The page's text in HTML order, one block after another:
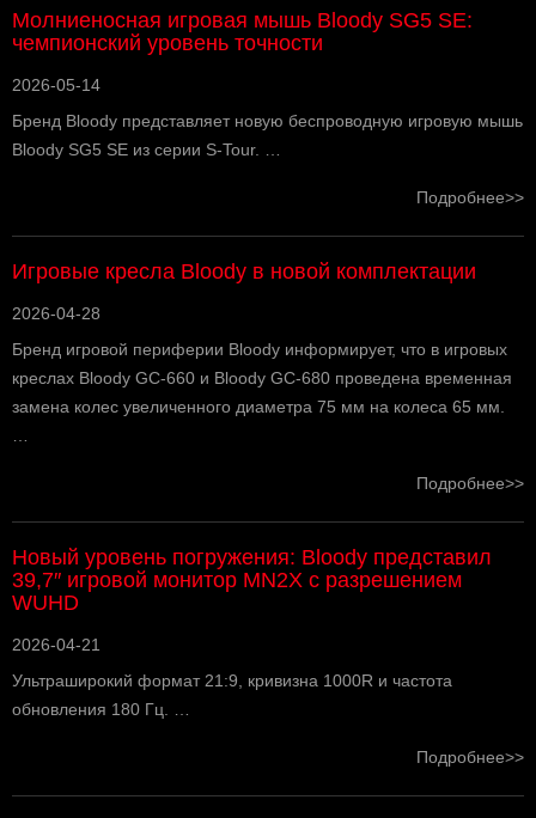
Молниеносная игровая мышь Bloody SG5 SE:
чемпионский уровень точности
2026-05-14
Бренд Bloody представляет новую беспроводную игровую мышь
Bloody SG5 SE из серии S-Tour. …
Подробнее>>
Игровые кресла Bloody в новой комплектации
2026-04-28
Бренд игровой периферии Bloody информирует, что в игровых
креслах Bloody GC-660 и Bloody GC-680 проведена временная
замена колес увеличенного диаметра 75 мм на колеса 65 мм.
Подробнее>>
Новый уровень погружения: Bloody представил
39,7″ игровой монитор MN2X с разрешением
WUHD
2026-04-21
Ультраширокий формат 21:9, кривизна 1000R и частота
обновления 180 Гц. …
Подробнее>>